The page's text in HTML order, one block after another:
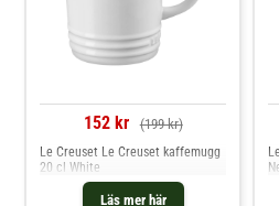
152 kr (199 kr)
Läs mer här
Le Creuset Le Creuset kaffemugg
20 cl White